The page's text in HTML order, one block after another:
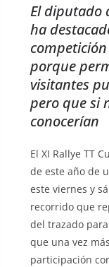
El diputado
ha
porque
visitantes
pero que si
conocerían
El XI Rallye TT
de este año de
este viernes y
recorrido que
del trazado
que una vez
participación